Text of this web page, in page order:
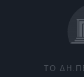
ΤΟ